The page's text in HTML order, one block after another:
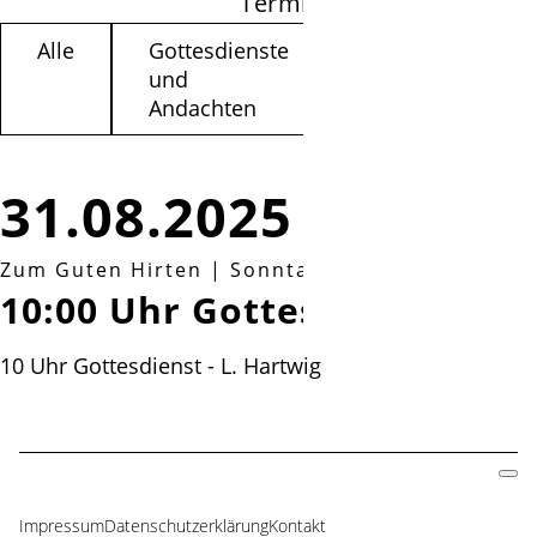
31.08.2025
Alle
Gottesdienste
und
Andachten
Zum Guten Hirten | Sonntag, 31.08.2025,
10:00 Uhr Gottesdienst
10 Uhr Gottesdienst - L. Hartwig
Navigation
ImpressumDatenschutzerklärungKontakt